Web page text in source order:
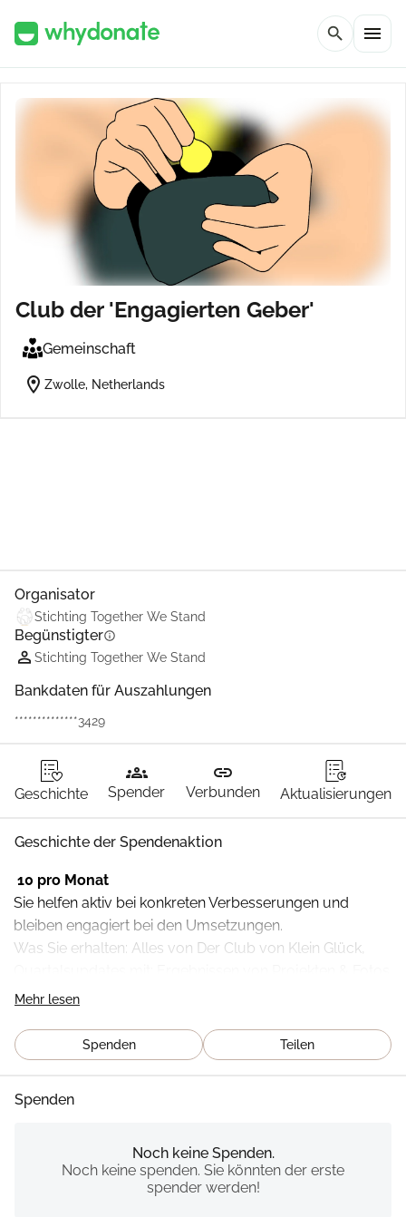
search menu
Club der 'Engagierten Geber'
Gemeinschaft
location_on Zwolle, Netherlands
Organisator
Stichting Together We Stand
Begünstigterinfo
Stichting Together We Stand
Bankdaten für Auszahlungen
**************3429
Geschichte
groups
Spender
link
Verbunden Aktualisierungen
Geschichte der Spendenaktion
10 pro Monat
Sie helfen aktiv bei konkreten Verbesserungen und
bleiben engagiert bei den Umsetzungen.
Was Sie erhalten: Alles von Der Club von Klein Glück,
und Geschichten
Mehr lesen
Spenden Teilen
Spenden
Noch keine Spenden.
Noch keine spenden. Sie könnten der erste
spender werden!